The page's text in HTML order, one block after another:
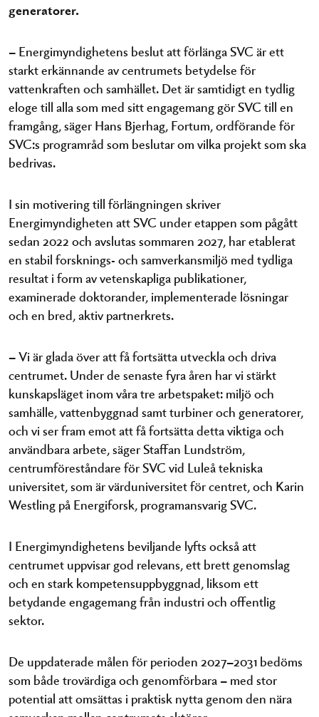
generatorer.
– Energimyndighetens beslut att förlänga SVC är ett
starkt erkännande av centrumets betydelse för
vattenkraften och samhället. Det är samtidigt en tydlig
eloge till alla som med sitt engagemang gör SVC till en
framgång, säger Hans Bjerhag, Fortum, ordförande för
SVC:s programråd som beslutar om vilka projekt som ska
bedrivas.
I sin motivering till förlängningen skriver
Energimyndigheten att SVC under etappen som pågått
sedan 2022 och avslutas sommaren 2027, har etablerat
en stabil forsknings- och samverkansmiljö med tydliga
resultat i form av vetenskapliga publikationer,
examinerade doktorander, implementerade lösningar
och en bred, aktiv partnerkrets.
– Vi är glada över att få fortsätta utveckla och driva
centrumet. Under de senaste fyra åren har vi stärkt
kunskapsläget inom våra tre arbetspaket: miljö och
samhälle, vattenbyggnad samt turbiner och generatorer,
och vi ser fram emot att få fortsätta detta viktiga och
användbara arbete, säger Staffan Lundström,
centrumföreståndare för SVC vid Luleå tekniska
universitet, som är värduniversitet för centret, och Karin
Westling på Energiforsk, programansvarig SVC.
I Energimyndighetens beviljande lyfts också att
centrumet uppvisar god relevans, ett brett genomslag
och en stark kompetensuppbyggnad, liksom ett
betydande engagemang från industri och offentlig
sektor.
De uppdaterade målen för perioden 2027–2031 bedöms
som både trovärdiga och genomförbara – med stor
potential att omsättas i praktisk nytta genom den nära